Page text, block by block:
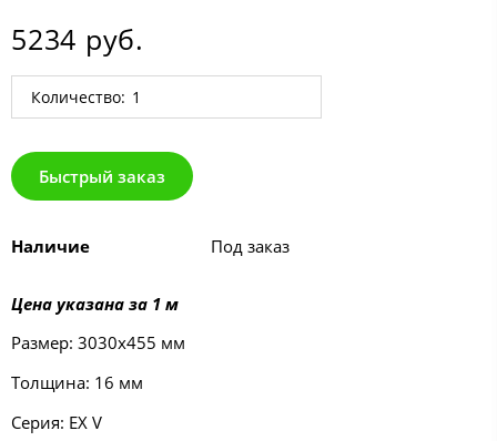
5234 руб.
Количество:
Быстрый заказ
Наличие Под заказ
Цена указана за 1 м
Размер: 3030х455 мм
Толщина: 16 мм
Серия: EX V